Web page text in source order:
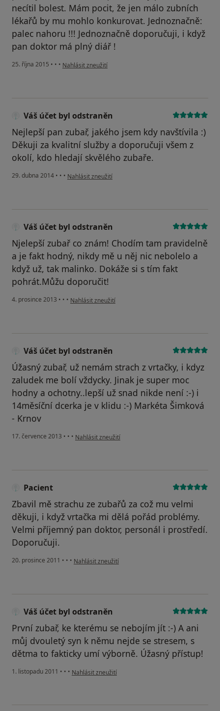
necítil bolest. Mám pocit, že jen málo zubních
lékařů by mu mohlo konkurovat. Jednoznačně:
palec nahoru !!! Jednoznačně doporučuji, i když
pan doktor má plný diář !
25. října 2015 • • • podle názoru uživatele Váš účet byl odstraněn
Nahlásit zneužití
Váš účet byl odstraněn
Nejlepší pan zubař, jakého jsem kdy navštívila :)
Děkuji za kvalitní služby a doporučuji všem z
okolí, kdo hledají skvělého zubaře.
29. dubna 2014 • • • podle názoru uživatele Váš účet byl odstraněn
Nahlásit zneužití
Váš účet byl odstraněn
Njelepší zubař co znám! Chodím tam pravidelně
a je fakt hodný, nikdy mě u něj nic nebolelo a
když už, tak malinko. Dokáže si s tím fakt
pohrát.Můžu doporučit!
4. prosince 2013 • • • podle názoru uživatele Váš účet byl odstraněn
Nahlásit zneužití
Váš účet byl odstraněn
Úžasný zubař, už nemám strach z vrtačky, i kdyz
zaludek me bolí vždycky. Jinak je super moc
hodny a ochotny..lepší už snad nikde není :-) i
14měsíční dcerka je v klidu :-) Markéta Šimková
- Krnov
17. července 2013 • • • podle názoru uživatele Váš účet byl odstraněn
Nahlásit zneužití
Pacient
Zbavil mě strachu ze zubařů za což mu velmi
děkuji, i když vrtačka mi dělá pořád problémy.
Velmi příjemný pan doktor, personál i prostředí.
Doporučuji.
20. prosince 2011 • • • podle názoru uživatele Pacient
Nahlásit zneužití
Váš účet byl odstraněn
První zubař, ke kterému se nebojím jít :-) A ani
můj dvouletý syn k němu nejde se stresem, s
dětma to fakticky umí výborně. Úžasný přístup!
1. listopadu 2011 • • • podle názoru uživatele Váš účet byl odstraněn
Nahlásit zneužití